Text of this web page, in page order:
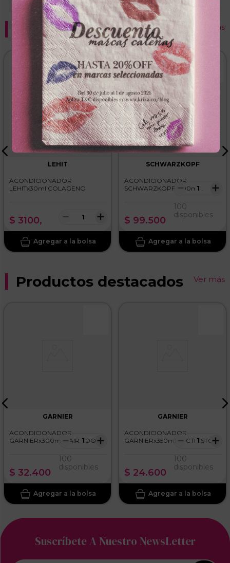
Recomendados para ti Ver más
LEHIT
ACONDICIONADOR
LEHITx30ml COLAGENO
$ 3100, ＋
－
SCHWARZKOPF
ACONDICIONADOR
SCHWARZKOPFx200ml
$ 99.500
＋
－
100
disponibles
Productos destacados Ver más
GARNIER
ACONDICIONADOR
GARNIERx300ml HAIR FOOD
$ 32.400
＋
－
100
disponibles
GARNIER
ACONDICIONADOR
GARNIERx350ml FUCTIS STOP
$ 24.600
＋
－
100
disponibles
Suscríbete A Nuestro NewsLetter